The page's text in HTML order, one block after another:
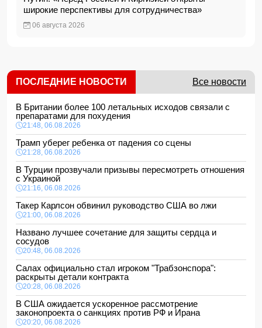
широкие перспективы для сотрудничества»
06 августа 2026
ПОСЛЕДНИЕ НОВОСТИ Все новости
В Британии более 100 летальных исходов связали с
препаратами для похудения
21:48, 06.08.2026
Трамп уберег ребенка от падения со сцены
21:28, 06.08.2026
В Турции прозвучали призывы пересмотреть отношения
с Украиной
21:16, 06.08.2026
Такер Карлсон обвинил руководство США во лжи
21:00, 06.08.2026
Названо лучшее сочетание для защиты сердца и
сосудов
20:48, 06.08.2026
Салах официально стал игроком "Трабзонспора":
раскрыты детали контракта
20:28, 06.08.2026
В США ожидается ускоренное рассмотрение
законопроекта о санкциях против РФ и Ирана
20:20, 06.08.2026